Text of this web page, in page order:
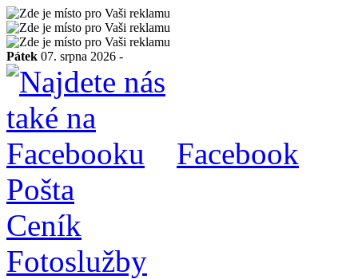
Pátek 07. srpna 2026 -
Facebook
Pošta
Ceník
Fotoslužby